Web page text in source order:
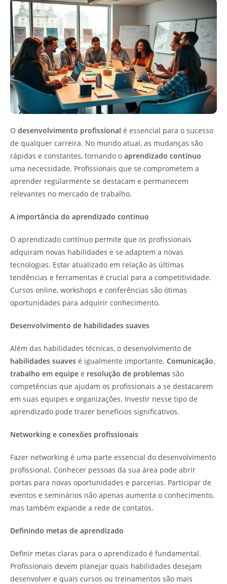
O desenvolvimento profissional é essencial para o sucesso
de qualquer carreira. No mundo atual, as mudanças são
rápidas e constantes, tornando o aprendizado contínuo
uma necessidade. Profissionais que se comprometem a
aprender regularmente se destacam e permanecem
relevantes no mercado de trabalho.
A importância do aprendizado contínuo
O aprendizado contínuo permite que os profissionais
adquiram novas habilidades e se adaptem a novas
tecnologias. Estar atualizado em relação às últimas
tendências e ferramentas é crucial para a competitividade.
Cursos online, workshops e conferências são ótimas
oportunidades para adquirir conhecimento.
Desenvolvimento de habilidades suaves
Além das habilidades técnicas, o desenvolvimento de
habilidades suaves é igualmente importante. Comunicação,
trabalho em equipe e resolução de problemas são
competências que ajudam os profissionais a se destacarem
em suas equipes e organizações. Investir nesse tipo de
aprendizado pode trazer benefícios significativos.
Networking e conexões profissionais
Fazer networking é uma parte essencial do desenvolvimento
profissional. Conhecer pessoas da sua área pode abrir
portas para novas oportunidades e parcerias. Participar de
eventos e seminários não apenas aumenta o conhecimento,
mas também expande a rede de contatos.
Definindo metas de aprendizado
Definir metas claras para o aprendizado é fundamental.
Profissionais devem planejar quais habilidades desejam
desenvolver e quais cursos ou treinamentos são mais